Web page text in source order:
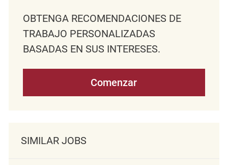
OBTENGA RECOMENDACIONES DE
TRABAJO PERSONALIZADAS
BASADAS EN SUS INTERESES.
Comenzar
SIMILAR JOBS